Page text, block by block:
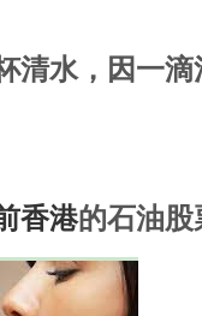
清水，因一
香港的石油股